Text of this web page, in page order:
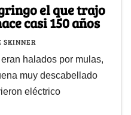
el que trajo
casi 150 años
SKINNER
halados por mulas,
muy descabellado
eléctrico